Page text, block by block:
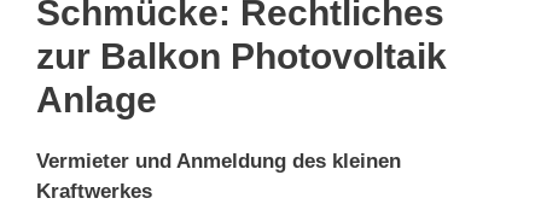
Schmücke: Rechtliches
zur Balkon Photovoltaik
Anlage
Vermieter und Anmeldung des kleinen
Kraftwerkes